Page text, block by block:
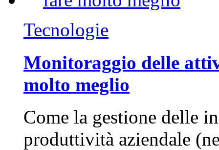
Tecnologie
Monitoraggio delle
molto meglio
Come la gestione delle
produttività aziendale